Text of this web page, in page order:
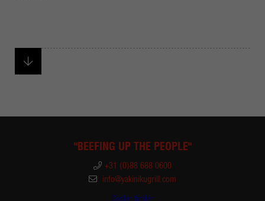
"BEEFING UP THE PEOPLE"
+31 (0)88 688 0600
info@yakinikugrill.com
Dealer finden